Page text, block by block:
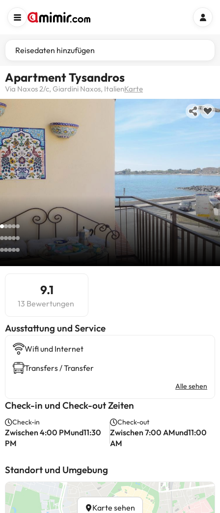
Reisedaten hinzufügen
Apartment Tysandros
Via Naxos 2/c, Giardini Naxos, ItalienKarte
9.1
13 Bewertungen
​Ausstattung und Service
Wifi und Internet
Transfers / Transfer
Alle sehen
Check-in und Check-out Zeiten
Check-in
Zwischen 4:00 PMund11:30
PM
Check-out
Zwischen 7:00 AMund11:00
AM
Standort und Umgebung
Karte sehen